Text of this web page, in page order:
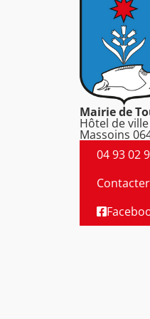
Mairie de
Hôtel de
Massoins
04 93 02